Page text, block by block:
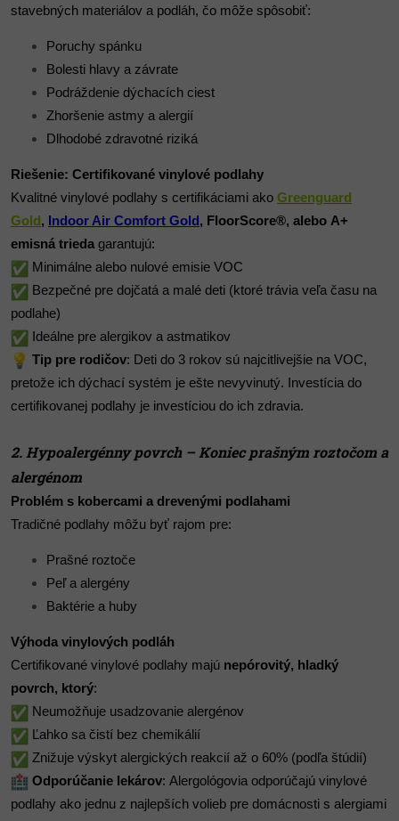
stavebných materiálov a podláh, čo môže spôsobiť:
Poruchy spánku
Bolesti hlavy a závrate
Podráždenie dýchacích ciest
Zhoršenie astmy a alergií
Dlhodobé zdravotné riziká
Riešenie: Certifikované vinylové podlahy
Kvalitné vinylové podlahy s certifikáciami ako Greenguard
Gold , Indoor Air Comfort Gold , FloorScore®, alebo A+
emisná trieda garantujú:
Minimálne alebo nulové emisie VOC
Bezpečné pre dojčatá a malé deti (ktoré trávia veľa času na
podlahe)
Ideálne pre alergikov a astmatikov
Tip pre rodičov: Deti do 3 rokov sú najcitlivejšie na VOC,
pretože ich dýchací systém je ešte nevyvinutý. Investícia do
certifikovanej podlahy je investíciou do ich zdravia.
2. Hypoalergénny povrch – Koniec prašným roztočom a
alergénom
Problém s kobercami a drevenými podlahami
Tradičné podlahy môžu byť rajom pre:
Prašné roztoče
Peľ a alergény
Baktérie a huby
Výhoda vinylových podláh
Certifikované vinylové podlahy majú nepórovitý, hladký
povrch, ktorý:
Neumožňuje usadzovanie alergénov
Ľahko sa čistí bez chemikálií
Znižuje výskyt alergických reakcií až o 60% (podľa štúdií)
Odporúčanie lekárov: Alergológovia odporúčajú vinylové
podlahy ako jednu z najlepších volieb pre domácnosti s alergiami